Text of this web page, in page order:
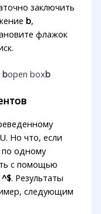
заключить
b,
флажок
bopen boxb
Но что, если
по одному
с помощью
^$. Результаты
следующим